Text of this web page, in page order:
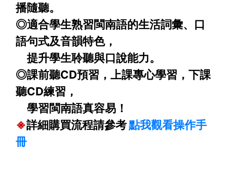
播隨聽。
◎適合學生熟習閩南語的生活詞彙、口
語句式及音韻特色，
提升學生聆聽與口說能力。
◎課前聽CD預習，上課專心學習，下課
聽CD練習，
學習閩南語真容易！
※詳細購買流程請參考點我觀看操作手
冊